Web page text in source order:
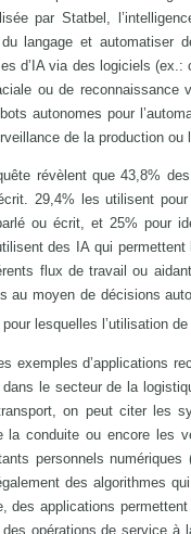
par Statbel,
langage et automatiser
d’IA via des logiciels
ou de reconnaissance
autonomes pour
de la production ou
révèlent que 43,8%
29,4% les utilisent
ou écrit, et 25% pour
des IA qui
flux de travail ou
au moyen de décisions
lesquelles l’utilisation
exemples d’applications
le secteur de la
on peut citer les
la conduite ou encore les
personnels
des algorithmes
des applications
des opérations de service